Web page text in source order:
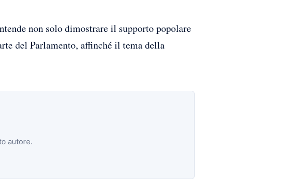
non solo dimostrare il supporto popolare
del Parlamento, affinché il tema della
autore.